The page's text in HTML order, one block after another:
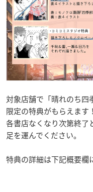
対象店舗で「晴れのち四
限定の特典がもらえます！
各書店なくなり次第終了
足を運んでください。
特典の詳細は下記概要欄